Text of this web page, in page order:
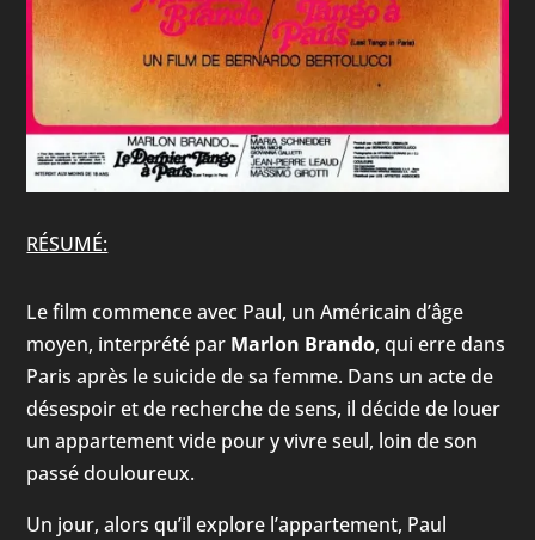
RÉSUMÉ:
Le film commence avec Paul, un Américain d’âge
moyen, interprété par Marlon Brando, qui erre dans
Paris après le suicide de sa femme. Dans un acte de
désespoir et de recherche de sens, il décide de louer
un appartement vide pour y vivre seul, loin de son
passé douloureux.
Un jour, alors qu’il explore l’appartement, Paul